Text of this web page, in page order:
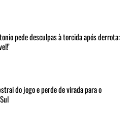
pede desculpas à torcida após derrota:
do jogo e perde de virada para o